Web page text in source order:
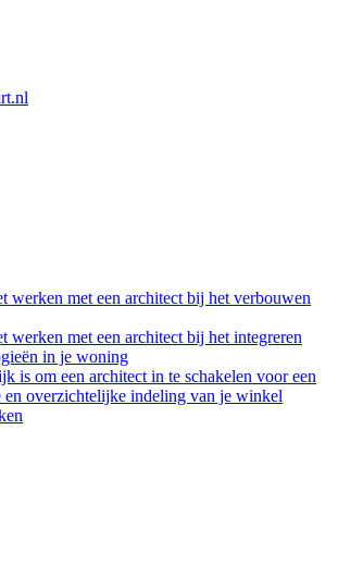
werken met een architect bij het verbouwen
werken met een architect bij het integreren
in je woning
is om een architect in te schakelen voor een
en overzichtelijke indeling van je winkel